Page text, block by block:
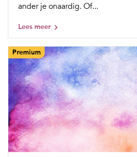
ander je onaardig. Of...
Lees meer
Premium